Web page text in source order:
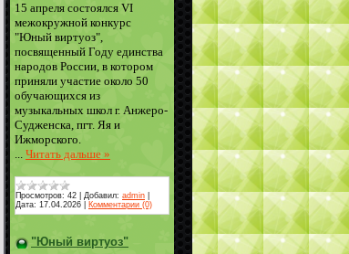
15 апреля состоялся VI
межокружной конкурс
"Юный виртуоз",
посвященный Году единства
народов России, в котором
приняли участие около 50
обучающихся из
музыкальных школ г. Анжеро-
Судженска, пгт. Яя и
Ижморского.
... Читать дальше »
Просмотров: 42 Добавил: admin
Дата: 17.04.2026 Комментарии (0)
"Юный виртуоз"